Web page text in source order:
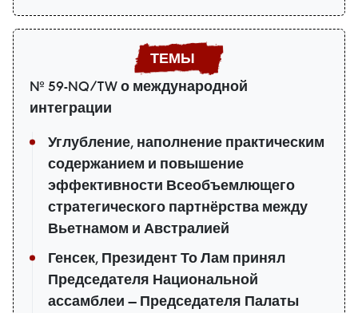
№ 59-NQ/TW о международной
интеграции
Углубление, наполнение практическим
содержанием и повышение
эффективности Всеобъемлющего
стратегического партнёрства между
Вьетнамом и Австралией
Генсек, Президент То Лам принял
Председателя Национальной
ассамблеи — Председателя Палаты